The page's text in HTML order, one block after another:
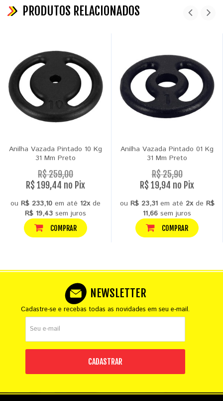
PRODUTOS RELACIONADOS
Anilha Vazada Pintado 10 Kg
31 Mm Preto
R$ 259,00
R$ 199,44 no Pix
ou R$ 233,10 em até 12xde
R$ 19,43 sem juros
COMPRAR
Anilha Vazada Pintado 01 Kg
31 Mm Preto
R$ 25,90
R$ 19,94 no Pix
ou R$ 23,31em até 2xde R$
11,66 sem juros
COMPRAR
NEWSLETTER
Cadastre-se e recebas todas as novidades em seu e-mail.
CADASTRAR